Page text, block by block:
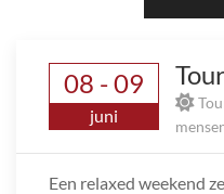
08 - 09
juni
Een relaxed weekend